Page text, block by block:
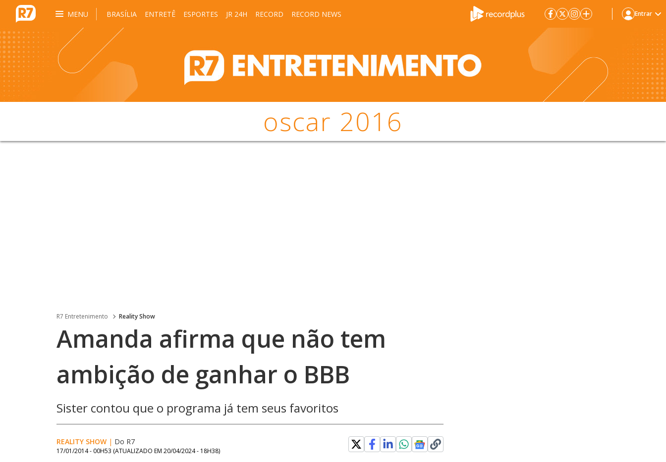
MENU BRASÍLIA ENTRETÊ ESPORTES JR 24H RECORD RECORD NEWS Entrar
oscar 2016
R7 Entretenimento Reality Show
Amanda afirma que não tem
ambição de ganhar o BBB
Sister contou que o programa já tem seus favoritos
REALITY SHOW | Do R7
17/01/2014 - 00H53 (ATUALIZADO EM 20/04/2024 - 18H38)